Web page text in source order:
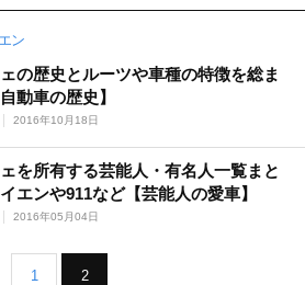
ン
の歴史とルーツや車種の特徴を総ま
動車の歴史】
2016年10月18日
を所有する芸能人・有名人一覧まと
エンや911など【芸能人の愛車】
2016年05月04日
1 2